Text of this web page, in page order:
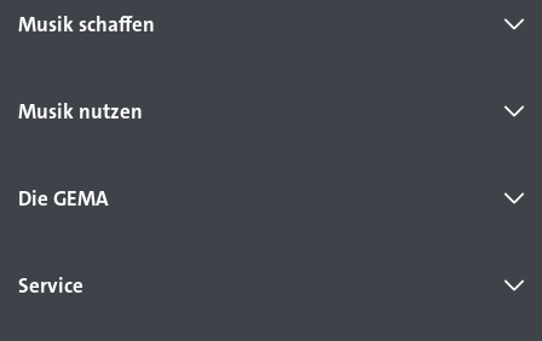
Musik schaffen
Musik nutzen
Die GEMA
Service